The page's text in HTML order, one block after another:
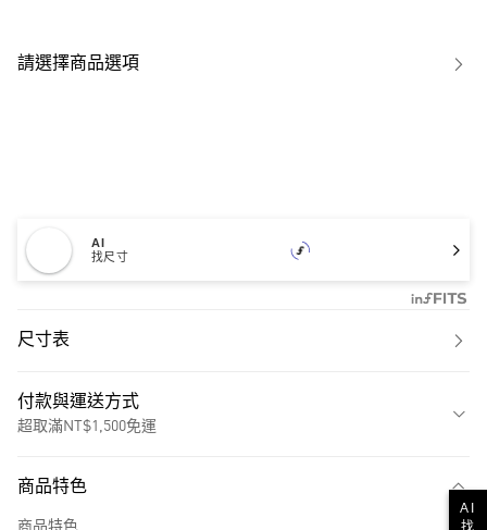
請選擇商品選項
AI
找尺寸
尺寸表
付款與運送方式
超取滿NT$1,500免運
商品特色
商品特色
AI
找